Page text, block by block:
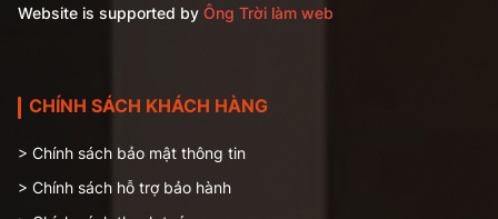
Website is supported by Ông Trời làm web
CHÍNH SÁCH KHÁCH HÀNG
> Chính sách bảo mật thông tin
> Chính sách hỗ trợ bảo hành